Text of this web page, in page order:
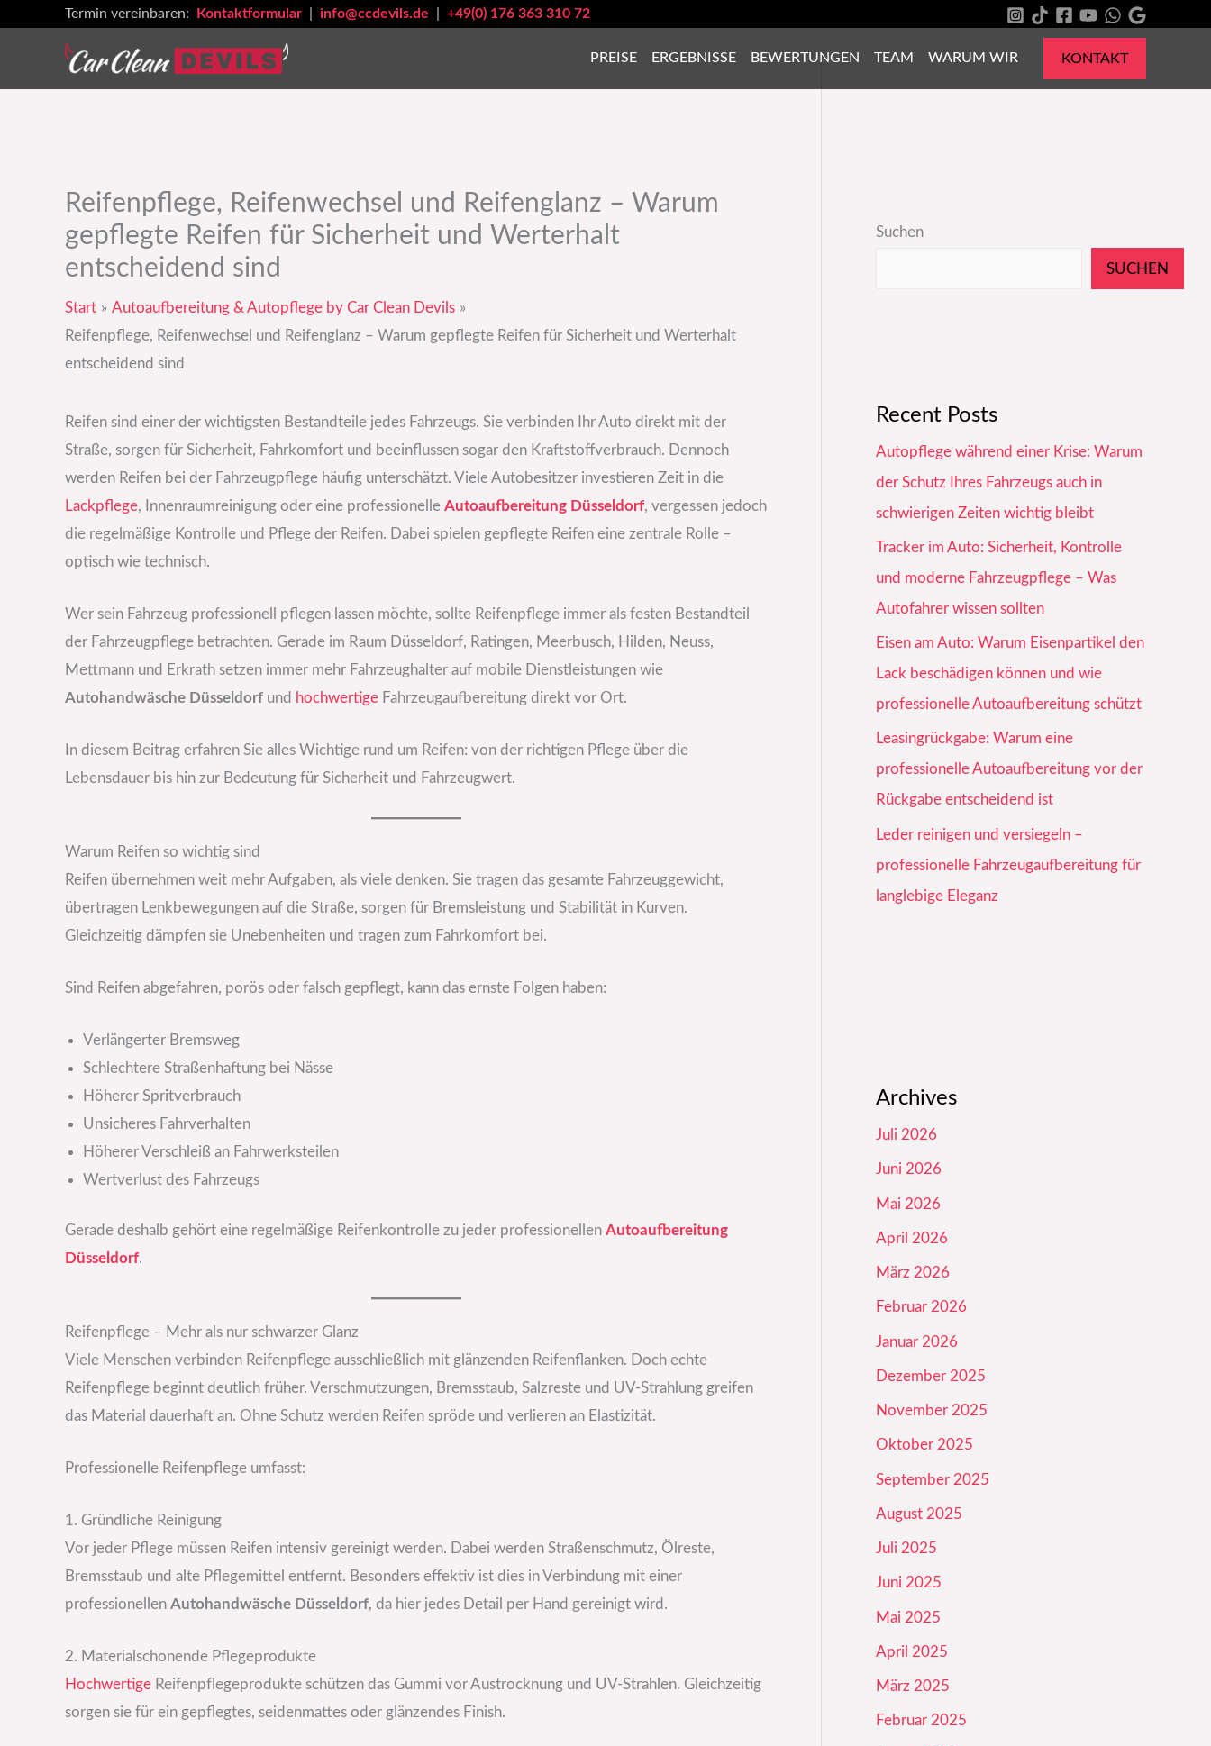
Termin vereinbaren: Kontaktformular info@ccdevils.de +49(0) 176 363 310 72
PREISE ERGEBNISSE BEWERTUNGEN TEAM WARUM WIR KONTAKT
Reifenpflege, Reifenwechsel und Reifenglanz – Warum
gepflegte Reifen für Sicherheit und Werterhalt
entscheidend sind
Start
Autoaufbereitung & Autopflege by Car Clean Devils
Reifenpflege, Reifenwechsel und Reifenglanz – Warum gepflegte Reifen für Sicherheit und Werterhalt
entscheidend sind
Reifen sind einer der wichtigsten Bestandteile jedes Fahrzeugs. Sie verbinden Ihr Auto direkt mit der
Straße, sorgen für Sicherheit, Fahrkomfort und beeinflussen sogar den Kraftstoffverbrauch. Dennoch
werden Reifen bei der Fahrzeugpflege häufig unterschätzt. Viele Autobesitzer investieren Zeit in die
Lackpflege, Innenraumreinigung oder eine professionelle Autoaufbereitung Düsseldorf, vergessen jedoch
die regelmäßige Kontrolle und Pflege der Reifen. Dabei spielen gepflegte Reifen eine zentrale Rolle –
optisch wie technisch.
Wer sein Fahrzeug professionell pflegen lassen möchte, sollte Reifenpflege immer als festen Bestandteil
der Fahrzeugpflege betrachten. Gerade im Raum Düsseldorf, Ratingen, Meerbusch, Hilden, Neuss,
Mettmann und Erkrath setzen immer mehr Fahrzeughalter auf mobile Dienstleistungen wie
Autohandwäsche Düsseldorf und hochwertige Fahrzeugaufbereitung direkt vor Ort.
In diesem Beitrag erfahren Sie alles Wichtige rund um Reifen: von der richtigen Pflege über die
Lebensdauer bis hin zur Bedeutung für Sicherheit und Fahrzeugwert.
Warum Reifen so wichtig sind
Reifen übernehmen weit mehr Aufgaben, als viele denken. Sie tragen das gesamte Fahrzeuggewicht,
übertragen Lenkbewegungen auf die Straße, sorgen für Bremsleistung und Stabilität in Kurven.
Gleichzeitig dämpfen sie Unebenheiten und tragen zum Fahrkomfort bei.
Sind Reifen abgefahren, porös oder falsch gepflegt, kann das ernste Folgen haben:
Verlängerter Bremsweg
Schlechtere Straßenhaftung bei Nässe
Höherer Spritverbrauch
Unsicheres Fahrverhalten
Höherer Verschleiß an Fahrwerksteilen
Wertverlust des Fahrzeugs
Gerade deshalb gehört eine regelmäßige Reifenkontrolle zu jeder professionellen Autoaufbereitung
Düsseldorf.
Reifenpflege – Mehr als nur schwarzer Glanz
Viele Menschen verbinden Reifenpflege ausschließlich mit glänzenden Reifenflanken. Doch echte
Reifenpflege beginnt deutlich früher. Verschmutzungen, Bremsstaub, Salzreste und UV-Strahlung greifen
das Material dauerhaft an. Ohne Schutz werden Reifen spröde und verlieren an Elastizität.
Professionelle Reifenpflege umfasst:
1. Gründliche Reinigung
Vor jeder Pflege müssen Reifen intensiv gereinigt werden. Dabei werden Straßenschmutz, Ölreste,
Bremsstaub und alte Pflegemittel entfernt. Besonders effektiv ist dies in Verbindung mit einer
professionellen Autohandwäsche Düsseldorf, da hier jedes Detail per Hand gereinigt wird.
2. Materialschonende Pflegeprodukte
Hochwertige Reifenpflegeprodukte schützen das Gummi vor Austrocknung und UV-Strahlen. Gleichzeitig
sorgen sie für ein gepflegtes, seidenmattes oder glänzendes Finish.
Suchen
SUCHEN
Recent Posts
Autopflege während einer Krise: Warum
der Schutz Ihres Fahrzeugs auch in
schwierigen Zeiten wichtig bleibt
Tracker im Auto: Sicherheit, Kontrolle
und moderne Fahrzeugpflege – Was
Autofahrer wissen sollten
Eisen am Auto: Warum Eisenpartikel den
Lack beschädigen können und wie
professionelle Autoaufbereitung schützt
Leasingrückgabe: Warum eine
professionelle Autoaufbereitung vor der
Rückgabe entscheidend ist
Leder reinigen und versiegeln –
professionelle Fahrzeugaufbereitung für
langlebige Eleganz
Archives
Juli 2026
Juni 2026
Mai 2026
April 2026
März 2026
Februar 2026
Januar 2026
Dezember 2025
November 2025
Oktober 2025
September 2025
August 2025
Juli 2025
Juni 2025
Mai 2025
April 2025
März 2025
Februar 2025